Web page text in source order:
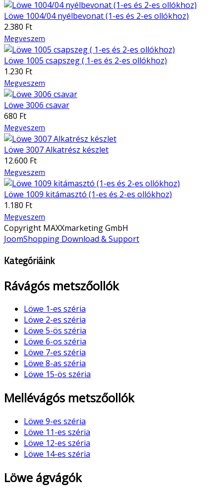
Löwe 1004/04 nyélbevonat (1-es és 2-es ollókhoz)
2.380 Ft
Megveszem
Löwe 1005 csapszeg ( 1-es és 2-es ollókhoz)
1.230 Ft
Megveszem
Löwe 3006 csavar
680 Ft
Megveszem
Löwe 3007 Alkatrész készlet
12.600 Ft
Megveszem
Löwe 1009 kitámasztó (1-es és 2-es ollókhoz)
1.180 Ft
Megveszem
Copyright MAXXmarketing GmbH
JoomShopping Download & Support
Kategóriáink
Rávágós metszőollók
Löwe 1-es széria
Löwe 2-es széria
Löwe 5-ös széria
Löwe 6-os széria
Löwe 7-es széria
Löwe 8-as széria
Löwe 15-ös széria
Mellévágós metszőollók
Löwe 9-es széria
Löwe 11-es széria
Löwe 12-es széria
Löwe 14-es széria
Löwe ágvágók